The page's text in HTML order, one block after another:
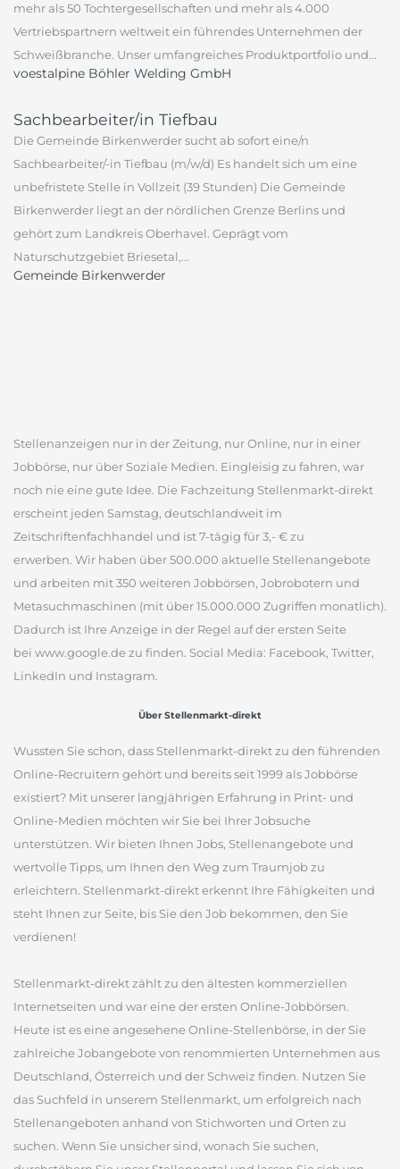
mehr als 50 Tochtergesellschaften und mehr als 4.000
Vertriebspartnern weltweit ein führendes Unternehmen der
Schweißbranche. Unser umfangreiches Produktportfolio und...
voestalpine Böhler Welding GmbH
Sachbearbeiter/in Tiefbau
Die Gemeinde Birkenwerder sucht ab sofort eine/n
Sachbearbeiter/-in Tiefbau (m/w/d) Es handelt sich um eine
unbefristete Stelle in Vollzeit (39 Stunden) Die Gemeinde
Birkenwerder liegt an der nördlichen Grenze Berlins und
gehört zum Landkreis Oberhavel. Geprägt vom
Naturschutzgebiet Briesetal,...
Gemeinde Birkenwerder
Stellenanzeigen nur in der Zeitung, nur Online, nur in einer
Jobbörse, nur über Soziale Medien. Eingleisig zu fahren, war
noch nie eine gute Idee. Die Fachzeitung Stellenmarkt-direkt
erscheint jeden Samstag, deutschlandweit im
Zeitschriftenfachhandel und ist 7-tägig für 3,- € zu
erwerben. Wir haben über 500.000 aktuelle Stellenangebote
und arbeiten mit 350 weiteren Jobbörsen, Jobrobotern und
Metasuchmaschinen (mit über 15.000.000 Zugriffen monatlich).
Dadurch ist Ihre Anzeige in der Regel auf der ersten Seite
bei www.google.de zu finden. Social Media: Facebook, Twitter,
LinkedIn und Instagram.
Über Stellenmarkt-direkt
Wussten Sie schon, dass Stellenmarkt-direkt zu den führenden
Online-Recruitern gehört und bereits seit 1999 als Jobbörse
existiert? Mit unserer langjährigen Erfahrung in Print- und
Online-Medien möchten wir Sie bei Ihrer Jobsuche
unterstützen. Wir bieten Ihnen Jobs, Stellenangebote und
wertvolle Tipps, um Ihnen den Weg zum Traumjob zu
erleichtern. Stellenmarkt-direkt erkennt Ihre Fähigkeiten und
steht Ihnen zur Seite, bis Sie den Job bekommen, den Sie
verdienen!
Stellenmarkt-direkt zählt zu den ältesten kommerziellen
Internetseiten und war eine der ersten Online-Jobbörsen.
Heute ist es eine angesehene Online-Stellenbörse, in der Sie
zahlreiche Jobangebote von renommierten Unternehmen aus
Deutschland, Österreich und der Schweiz finden. Nutzen Sie
das Suchfeld in unserem Stellenmarkt, um erfolgreich nach
Stellenangeboten anhand von Stichworten und Orten zu
suchen. Wenn Sie unsicher sind, wonach Sie suchen,